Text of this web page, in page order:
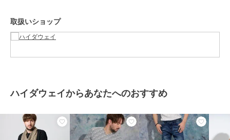
ブランド
ネックウェア ／ストール
ク、67ネイビー
サイズ 99(FREE)
取扱いショップ
ハイダウェイからあなたへのおすすめ